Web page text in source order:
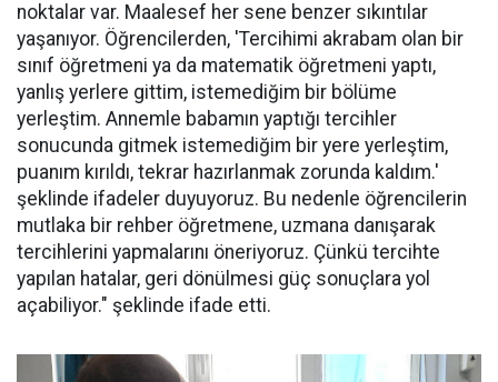
noktalar var. Maalesef her sene benzer sıkıntılar
yaşanıyor. Öğrencilerden, 'Tercihimi akrabam olan bir
sınıf öğretmeni ya da matematik öğretmeni yaptı,
yanlış yerlere gittim, istemediğim bir bölüme
yerleştim. Annemle babamın yaptığı tercihler
sonucunda gitmek istemediğim bir yere yerleştim,
puanım kırıldı, tekrar hazırlanmak zorunda kaldım.'
şeklinde ifadeler duyuyoruz. Bu nedenle öğrencilerin
mutlaka bir rehber öğretmene, uzmana danışarak
tercihlerini yapmalarını öneriyoruz. Çünkü tercihte
yapılan hatalar, geri dönülmesi güç sonuçlara yol
açabiliyor." şeklinde ifade etti.